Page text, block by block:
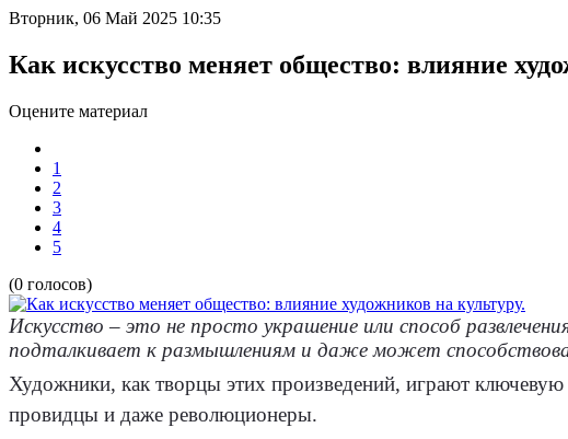
Вторник, 06 Май 2025 10:35
Как искусство меняет общество: влияние
Оцените материал
1
2
3
4
5
(0 голосов)
Искусство – это не просто украшение или способ
подталкивает к размышлениям и даже может
Художники, как творцы этих произведений, играют
провидцы и даже революционеры.